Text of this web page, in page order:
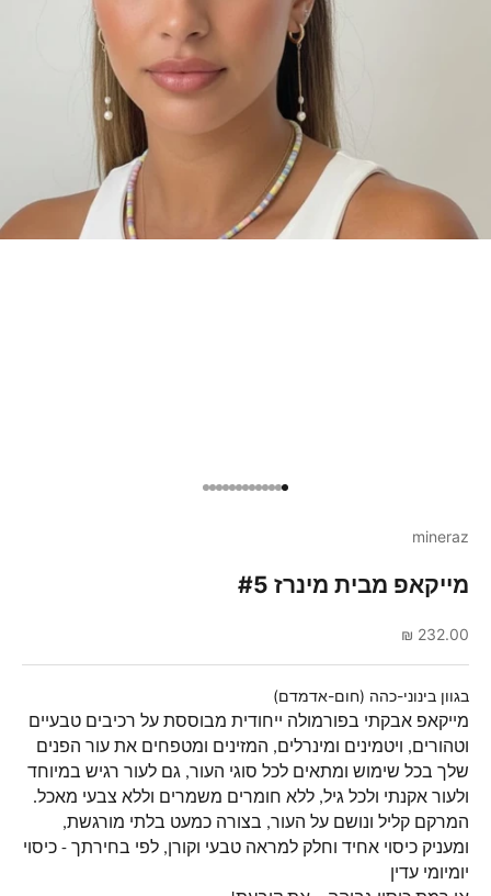
עברי לפריט 1
עברי לפריט 2
עברי לפריט 3
עברי לפריט 4
עברי לפריט 5
עברי לפריט 6
עברי לפריט 7
עברי לפריט 8
עברי לפריט 9
עברי לפריט 10
עברי לפריט 11
עברי לפריט 12
עברי לפריט 13
mineraz
מייקאפ מבית מינרז #5
מחיר מבצע
232.00 ₪
בגוון בינוני-כהה (חום-אדמדם)
מייקאפ אבקתי בפורמולה ייחודית מבוססת על רכיבים טבעיים
וטהורים, ויטמינים ומינרלים, המזינים ומטפחים את עור הפנים
שלך בכל שימוש ומתאים לכל סוגי העור, גם לעור רגיש במיוחד
ולעור אקנתי ולכל גיל, ללא חומרים משמרים וללא צבעי מאכל.
המרקם קליל ונושם על העור, בצורה כמעט בלתי מורגשת,
ומעניק כיסוי אחיד וחלק למראה טבעי וקורן, לפי בחירתך - כיסוי
יומיומי עדין